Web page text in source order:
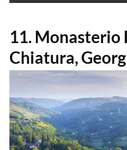
11. Monasterio
Chiatura,